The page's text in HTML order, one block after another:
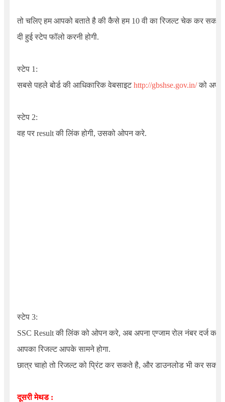
तो चलिए हम आपको बताते है की कैसे हम 10 वी का रिजल्ट चेक कर
दी हुई स्टेप फॉलो करनी होगी.
स्टेप 1:
सबसे पहले बोर्ड की आधिकारिक वेबसाइटhttp://gbshse.gov.in/को अपने
स्टेप 2:
वह पर result की लिंक होगी, उसको ओपन करे.
स्टेप 3:
SSC Result की लिंक को ओपन करे, अब अपना एग्जाम रोल नंबर दर्ज
आपका रिजल्ट आपके सामने होगा.
छात्र चाहो तो रिजल्ट को प्रिंट कर सकते है, और डाउनलोड भी कर सकते
दूसरी मेथड :